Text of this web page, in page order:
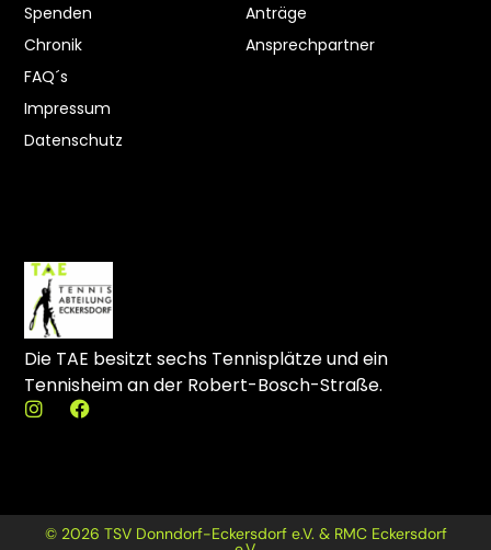
Die TAE besitzt sechs Tennisplätze und ein
Tennisheim an der Robert-Bosch-Straße.
I F
o
Anträge
Ansprechpartner
Spenden
Chronik
FAQ´s
Impressum
Datenschutz
© 2026 TSV Donndorf-Eckersdorf e.V. & RMC Eckersdorf